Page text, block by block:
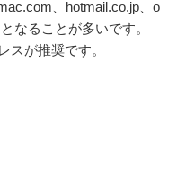
、hotmail.co.jp、o
なることが多いです。
スが推奨です。